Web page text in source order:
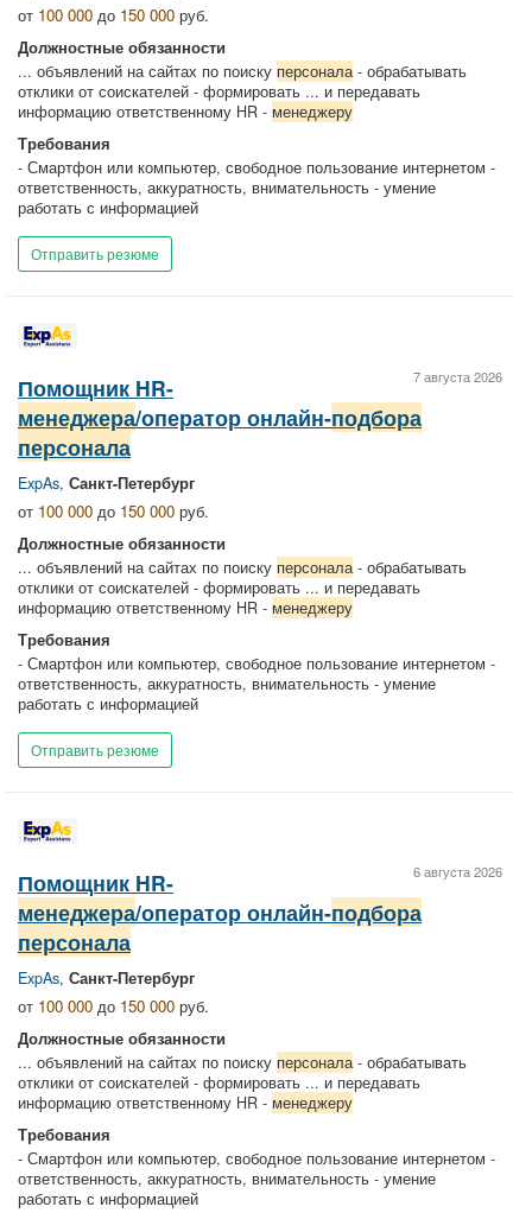
от 100 000 до 150 000 руб.
Должностные обязанности
... объявлений на сайтах по поиску персонала- обрабатывать
отклики от соискателей - формировать ... и передавать
информацию ответственному HR - менеджеру
Требования
- Смартфон или компьютер, свободное пользование интернетом -
ответственность, аккуратность, внимательность - умение
работать с информацией
Отправить резюме
7 августа 2026
Помощник HR-
менеджера/оператор онлайн-подбора
персонала
ExpAs, Санкт-Петербург
от 100 000 до 150 000 руб.
Должностные обязанности
... объявлений на сайтах по поиску персонала- обрабатывать
отклики от соискателей - формировать ... и передавать
информацию ответственному HR - менеджеру
Требования
- Смартфон или компьютер, свободное пользование интернетом -
ответственность, аккуратность, внимательность - умение
работать с информацией
Отправить резюме
6 августа 2026
Помощник HR-
менеджера/оператор онлайн-подбора
персонала
ExpAs, Санкт-Петербург
от 100 000 до 150 000 руб.
Должностные обязанности
... объявлений на сайтах по поиску персонала- обрабатывать
отклики от соискателей - формировать ... и передавать
информацию ответственному HR - менеджеру
Требования
- Смартфон или компьютер, свободное пользование интернетом -
ответственность, аккуратность, внимательность - умение
работать с информацией